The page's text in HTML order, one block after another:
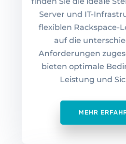
Server und IT-
flexiblen Rackspace-
auf die
Anforderungen
bieten optimale
Leistung und
MEHR